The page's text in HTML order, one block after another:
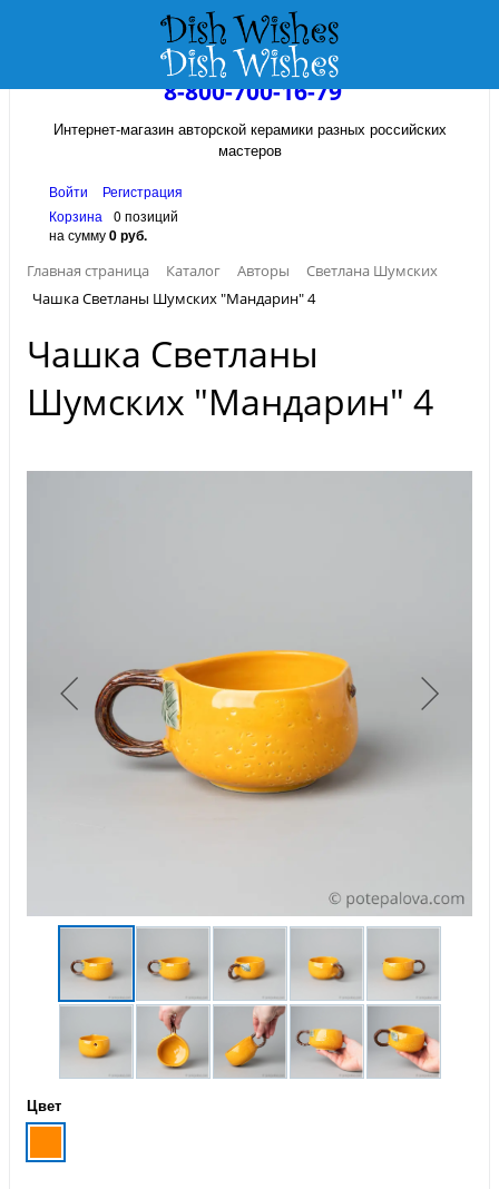
8-800-700-16-79
Интернет-магазин авторской керамики разных российских
мастеров
Войти
Регистрация
Корзина
0 позиций
на сумму0 руб.
Главная страница
Каталог Авторы
Светлана Шумских
Чашка Светланы Шумских "Мандарин" 4
Чашка Светланы
Шумских "Мандарин" 4
Цвет